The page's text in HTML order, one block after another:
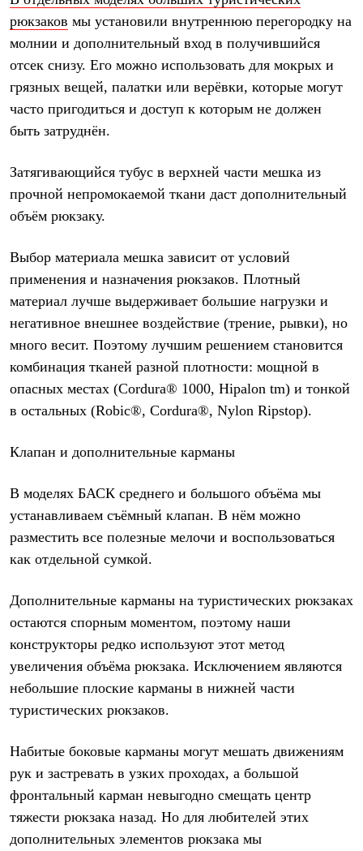
рюкзаков мы установили внутреннюю перегородку на
молнии и дополнительный вход в получившийся
отсек снизу. Его можно использовать для мокрых и
грязных вещей, палатки или верёвки, которые могут
часто пригодиться и доступ к которым не должен
быть затруднён.
Затягивающийся тубус в верхней части мешка из
прочной непромокаемой ткани даст дополнительный
объём рюкзаку.
Выбор материала мешка зависит от условий
применения и назначения рюкзаков. Плотный
материал лучше выдерживает большие нагрузки и
негативное внешнее воздействие (трение, рывки), но
много весит. Поэтому лучшим решением становится
комбинация тканей разной плотности: мощной в
опасных местах (Cordura® 1000, Hipalon tm) и тонкой
в остальных (Robic®, Cordura®, Nylon Ripstop).
Клапан и дополнительные карманы
В моделях БАСК среднего и большого объёма мы
устанавливаем съёмный клапан. В нём можно
разместить все полезные мелочи и воспользоваться
как отдельной сумкой.
Дополнительные карманы на туристических рюкзаках
остаются спорным моментом, поэтому наши
конструкторы редко используют этот метод
увеличения объёма рюкзака. Исключением являются
небольшие плоские карманы в нижней части
туристических рюкзаков.
Набитые боковые карманы могут мешать движениям
рук и застревать в узких проходах, а большой
фронтальный карман невыгодно смещать центр
тяжести рюкзака назад. Но для любителей этих
дополнительных элементов рюкзака мы